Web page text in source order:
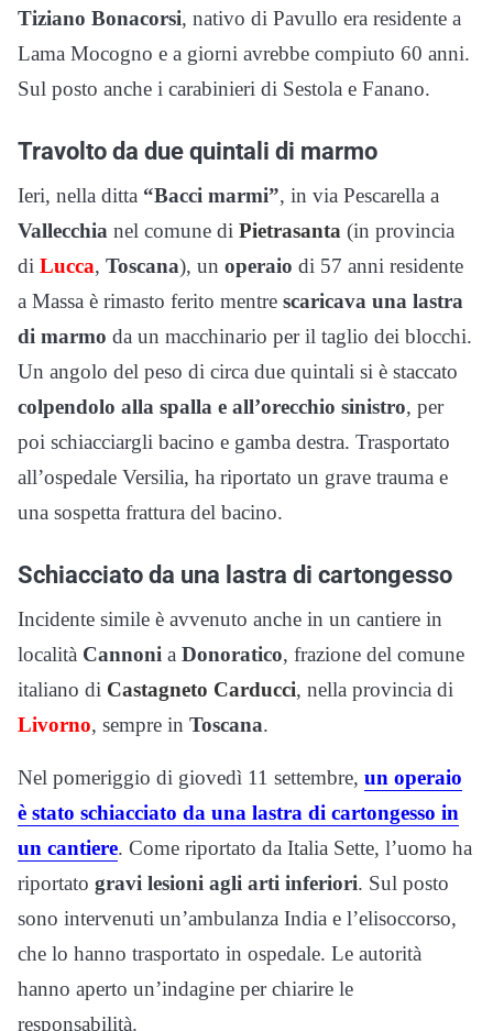
Tiziano Bonacorsi, nativo di Pavullo era residente a
Lama Mocogno e a giorni avrebbe compiuto 60 anni.
Sul posto anche i carabinieri di Sestola e Fanano.
Travolto da due quintali di marmo
Ieri, nella ditta “Bacci marmi”, in via Pescarella a
Vallecchia nel comune di Pietrasanta (in provincia
di Lucca, Toscana), un operaio di 57 anni residente
a Massa è rimasto ferito mentre scaricava una lastra
di marmo da un macchinario per il taglio dei blocchi.
Un angolo del peso di circa due quintali si è staccato
colpendolo alla spalla e all’orecchio sinistro, per
poi schiacciargli bacino e gamba destra. Trasportato
all’ospedale Versilia, ha riportato un grave trauma e
una sospetta frattura del bacino.
Schiacciato da una lastra di cartongesso
Incidente simile è avvenuto anche in un cantiere in
località Cannoni a Donoratico, frazione del comune
italiano di Castagneto Carducci, nella provincia di
Livorno, sempre in Toscana.
Nel pomeriggio di giovedì 11 settembre, un operaio
è stato schiacciato da una lastra di cartongesso in
un cantiere. Come riportato da Italia Sette, l’uomo ha
riportato gravi lesioni agli arti inferiori. Sul posto
sono intervenuti un’ambulanza India e l’elisoccorso,
che lo hanno trasportato in ospedale. Le autorità
hanno aperto un’indagine per chiarire le
responsabilità.